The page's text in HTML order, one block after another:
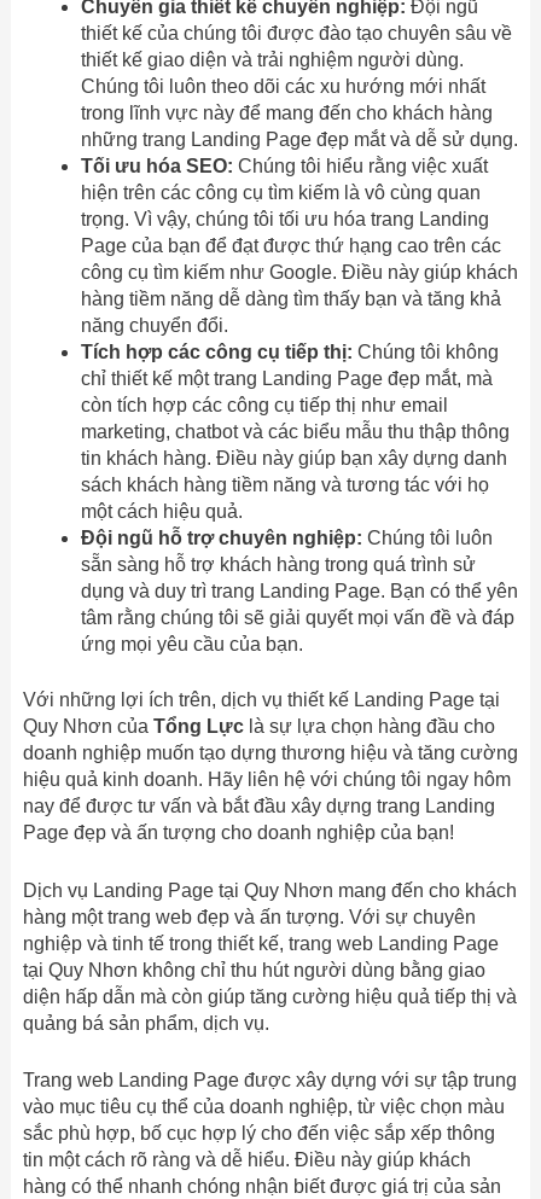
Chuyên gia thiết kế chuyên nghiệp: Đội ngũ
thiết kế của chúng tôi được đào tạo chuyên sâu về
thiết kế giao diện và trải nghiệm người dùng.
Chúng tôi luôn theo dõi các xu hướng mới nhất
trong lĩnh vực này để mang đến cho khách hàng
những trang Landing Page đẹp mắt và dễ sử dụng.
Tối ưu hóa SEO: Chúng tôi hiểu rằng việc xuất
hiện trên các công cụ tìm kiếm là vô cùng quan
trọng. Vì vậy, chúng tôi tối ưu hóa trang Landing
Page của bạn để đạt được thứ hạng cao trên các
công cụ tìm kiếm như Google. Điều này giúp khách
hàng tiềm năng dễ dàng tìm thấy bạn và tăng khả
năng chuyển đổi.
Tích hợp các công cụ tiếp thị: Chúng tôi không
chỉ thiết kế một trang Landing Page đẹp mắt, mà
còn tích hợp các công cụ tiếp thị như email
marketing, chatbot và các biểu mẫu thu thập thông
tin khách hàng. Điều này giúp bạn xây dựng danh
sách khách hàng tiềm năng và tương tác với họ
một cách hiệu quả.
Đội ngũ hỗ trợ chuyên nghiệp: Chúng tôi luôn
sẵn sàng hỗ trợ khách hàng trong quá trình sử
dụng và duy trì trang Landing Page. Bạn có thể yên
tâm rằng chúng tôi sẽ giải quyết mọi vấn đề và đáp
ứng mọi yêu cầu của bạn.
Với những lợi ích trên, dịch vụ thiết kế Landing Page tại
Quy Nhơn của Tổng Lựclà sự lựa chọn hàng đầu cho
doanh nghiệp muốn tạo dựng thương hiệu và tăng cường
hiệu quả kinh doanh. Hãy liên hệ với chúng tôi ngay hôm
nay để được tư vấn và bắt đầu xây dựng trang Landing
Page đẹp và ấn tượng cho doanh nghiệp của bạn!
Dịch vụ Landing Page tại Quy Nhơn mang đến cho khách
hàng một trang web đẹp và ấn tượng. Với sự chuyên
nghiệp và tinh tế trong thiết kế, trang web Landing Page
tại Quy Nhơn không chỉ thu hút người dùng bằng giao
diện hấp dẫn mà còn giúp tăng cường hiệu quả tiếp thị và
quảng bá sản phẩm, dịch vụ.
Trang web Landing Page được xây dựng với sự tập trung
vào mục tiêu cụ thể của doanh nghiệp, từ việc chọn màu
sắc phù hợp, bố cục hợp lý cho đến việc sắp xếp thông
tin một cách rõ ràng và dễ hiểu. Điều này giúp khách
hàng có thể nhanh chóng nhận biết được giá trị của sản